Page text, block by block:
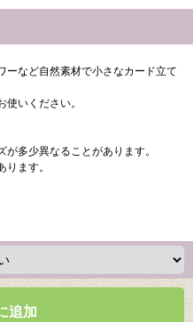
ーなど自然素材で小さなカード立て
いください。
多少異なることがあります。
ます。
追加